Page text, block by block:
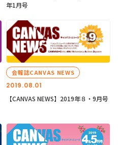
年1月号
2019.08.01
会報誌CANVAS NEWS
【CANVAS NEWS】2019年８・9月号